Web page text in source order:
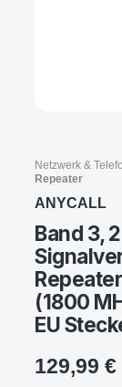
Netzwerk &
Repeater
ANYCALL
Band 3,
(1800
EU
129,99 €